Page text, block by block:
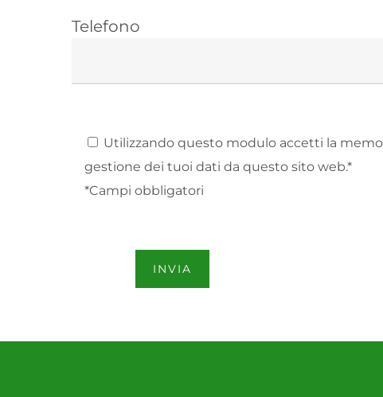
Telefono
Utilizzando questo modulo accetti la
gestione dei tuoi dati da questo sito web.*
*Campi obbligatori